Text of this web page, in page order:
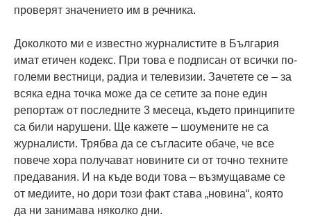
проверят значението им в речника.
Доколкото ми е известно журналистите в България
имат етичен кодекс. При това е подписан от всички по-
големи вестници, радиа и телевизии. Зачетете се – за
всяка една точка може да се сетите за поне един
репортаж от последните 3 месеца, където принципите
са били нарушени. Ще кажете – шоумените не са
журналисти. Трябва да се съгласите обаче, че все
повече хора получават новините си от точно техните
предавания. И на къде води това – възмущаваме се
от медиите, но дори този факт става „новина“, която
да ни занимава няколко дни.